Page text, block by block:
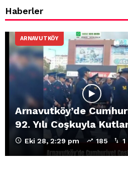
Haberler
ARNAVUTKÖY
Arnavutköy’de
92. Yılı Coşkuyla
Eki 28, 2:29 pm 185 1